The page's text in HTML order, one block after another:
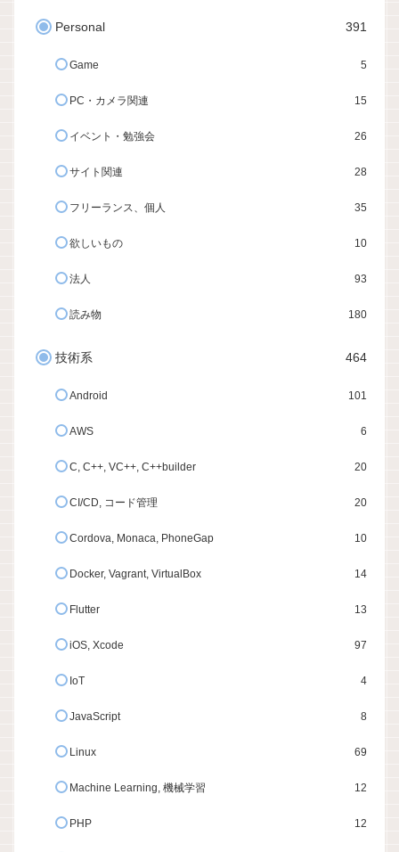
Personal 391
Game 5
PC・カメラ関連 15
イベント・勉強会 26
サイト関連 28
フリーランス、個人 35
欲しいもの 10
法人 93
読み物 180
技術系 464
Android 101
AWS 6
C, C++, VC++, C++builder 20
CI/CD, コード管理 20
Cordova, Monaca, PhoneGap 10
Docker, Vagrant, VirtualBox 14
Flutter 13
iOS, Xcode 97
IoT 4
JavaScript 8
Linux 69
Machine Learning, 機械学習 12
PHP 12